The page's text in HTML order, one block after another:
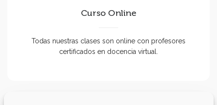
Curso Online
Todas nuestras clases son online con profesores
certificados en docencia virtual.